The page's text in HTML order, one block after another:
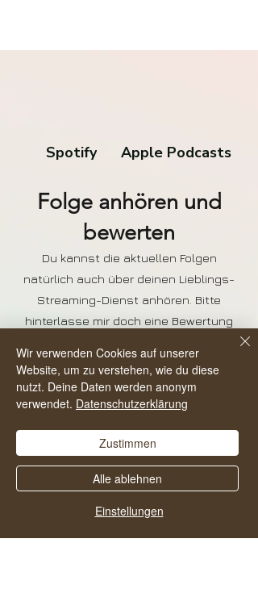
Spotify Apple Podcasts
Folge anhören und
bewerten
Du kannst die aktuellen Folgen
natürlich auch über deinen Lieblings-
Streaming-Dienst anhören. Bitte
hinterlasse mir doch eine Bewertung
finden und noch mehr Menschen in ein
alkoholfreies und zufriedenes Leben zu
starten.
Wir verwenden Cookies auf unserer
Website, um zu verstehen, wie du diese
nutzt. Deine Daten werden anonym
verwendet. Datenschutzerklärung
Einstellungen
Alle ablehnen
Zustimmen